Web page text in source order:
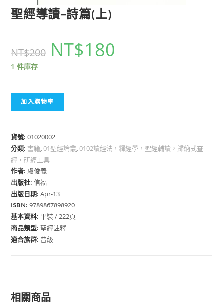
聖經導讀–詩篇(上)
NT$200 NT$180
1 件庫存
加入購物車
貨號:01020002
分類: 書籍,01聖經論叢,0102讀經法，釋經學，聖經輔讀，歸納式查
經，研經工具
作者: 盧俊義
出版社:信福
出版日期:Apr-13
ISBN:9789867898920
基本資料:平裝 / 222頁
商品類型:聖經註釋
適合族群:普級
相關商品